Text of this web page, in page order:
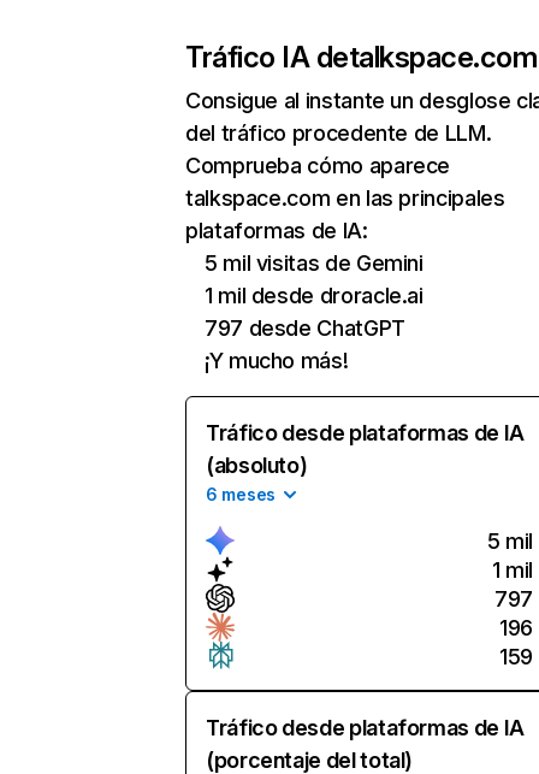
Tráfico IA detalkspace.com
Consigue al instante un desglose
del tráfico procedente de LLM.
Comprueba cómo aparece
talkspace.com en las principales
plataformas de IA:
5 mil visitas de Gemini
1 mil desde droracle.ai
797 desde ChatGPT
¡Y mucho más!
Tráfico desde plataformas de IA
(absoluto)
6 meses
5 mil
1 mil
797
196
159
Tráfico desde plataformas de IA
(porcentaje del total)